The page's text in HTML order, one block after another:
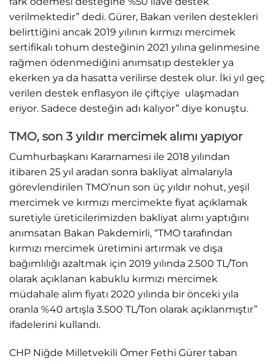
verilmektedir” dedi. Gürer, Bakan verilen destekleri
belirttiğini ancak 2019 yılının kırmızı mercimek
sertifikalı tohum desteğinin 2021 yılına gelinmesine
rağmen ödenmediğini anımsatıp destekler ya
ekerken ya da hasatta verilirse destek olur. İki yıl geç
verilen destek enflasyon ile çiftçiye ulaşmadan
eriyor. Sadece desteğin adı kalıyor” diye konuştu.
TMO, son 3 yıldır mercimek alımı yapıyor
Cumhurbaşkanı Kararnamesi ile 2018 yılından
itibaren 25 yıl aradan sonra bakliyat almalarıyla
görevlendirilen TMO’nun son üç yıldır nohut, yeşil
mercimek ve kırmızı mercimekte fiyat açıklamak
suretiyle üreticilerimizden bakliyat alımı yaptığını
anımsatan Bakan Pakdemirli, “TMO tarafından
kırmızı mercimek üretimini artırmak ve dışa
bağımlılığı azaltmak için 2019 yılında 2.500 TL/Ton
olarak açıklanan kabuklu kırmızı mercimek
müdahale alım fiyatı 2020 yılında bir önceki yıla
oranla %40 artışla 3.500 TL/Ton olarak açıklanmıştır”
ifadelerini kullandı.
CHP Niğde Milletvekili Ömer Fethi Gürer taban